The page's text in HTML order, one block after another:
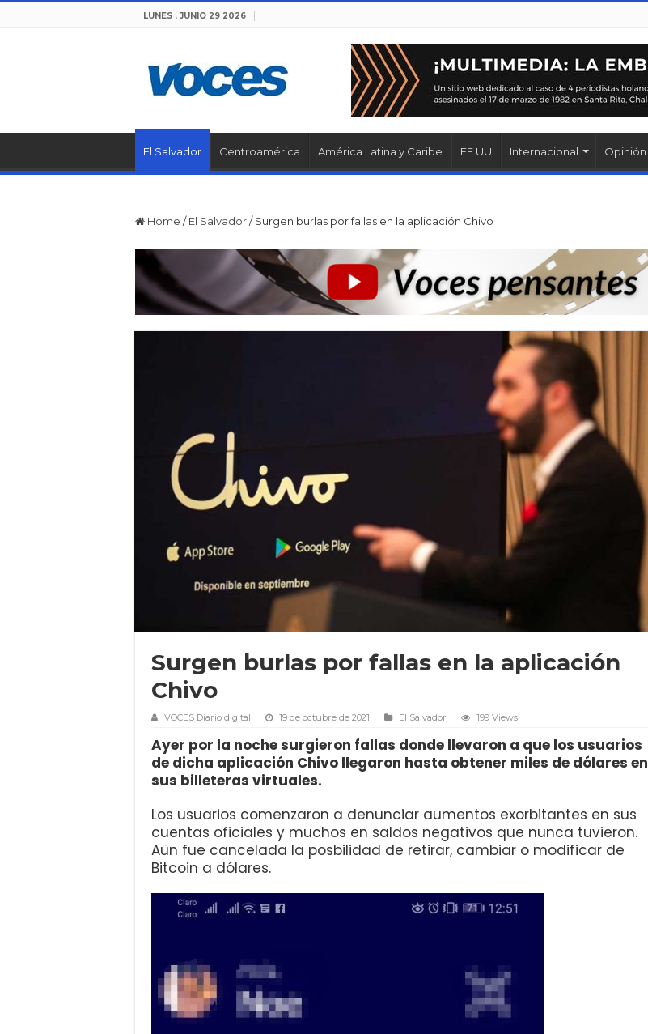
LUNES , JUNIO 29 2026
El Salvador Centroamérica América Latina y Caribe EE.UU Internacional Opinión
Home / El Salvador/ Surgen burlas por fallas en la aplicación Chivo
Surgen burlas por fallas en la aplicación
Chivo
VOCES Diario digital 19 de octubre de 2021 El Salvador 199 Views
Ayer por la noche surgieron fallas donde llevaron a que los usuarios
de dicha aplicación Chivo llegaron hasta obtener miles de dólares en
sus billeteras virtuales.
Los usuarios comenzaron a denunciar aumentos exorbitantes en sus
cuentas oficiales y muchos en saldos negativos que nunca tuvieron.
Aün fue cancelada la posbilidad de retirar, cambiar o modificar de
Bitcoin a dólares.